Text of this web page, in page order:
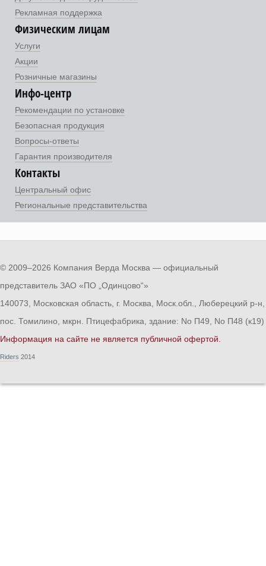
Рекламная поддержка
Физическим лицам
Услуги
Акции
Розничные магазины
Инфо-центр
Рекомендации по установке
Безопасная продукция
Вопросы-ответы
Гарантия производителя
Контакты
Центральный офис
Региональные представительства
© 2009–2026 Компания Верда Москва — официальный
представитель ЗАО «ПО „Одинцово“»
140073, Московская область, г. Москва, Моск.обл., Люберецкий р-н,
пос. Томилино, мкрн. Птицефабрика, здание: No П49, No П48 (к19)
Информация на сайте не является публичной офертой.
Riders 2014